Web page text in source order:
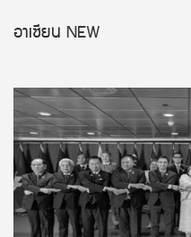
อาเซียน NEW